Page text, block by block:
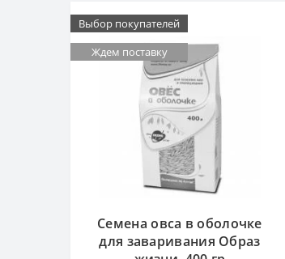
Выбор покупателей
Ждем поставку
Семена овса в оболочке
для заваривания Образ